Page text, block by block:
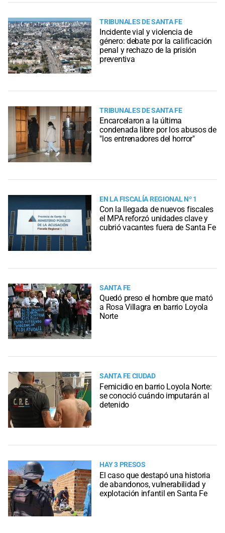
TRIBUNALES DE SANTA FE
Incidente vial y violencia de
género: debate por la calificación
penal y rechazo de la prisión
preventiva
TRIBUNALES DE SANTA FE
Encarcelaron a la última
condenada libre por los abusos de
"los entrenadores del horror"
EN LA FISCALÍA REGIONAL Nº 1
Con la llegada de nuevos fiscales
el MPA reforzó unidades clave y
cubrió vacantes fuera de Santa Fe
SANTA FE
Quedó preso el hombre que mató
a Rosa Villagra en barrio Loyola
Norte
SANTA FE CIUDAD
Femicidio en barrio Loyola Norte:
se conoció cuándo imputarán al
detenido
HAY 3 PRESOS
El caso que destapó una historia
de abandonos, vulnerabilidad y
explotación infantil en Santa Fe